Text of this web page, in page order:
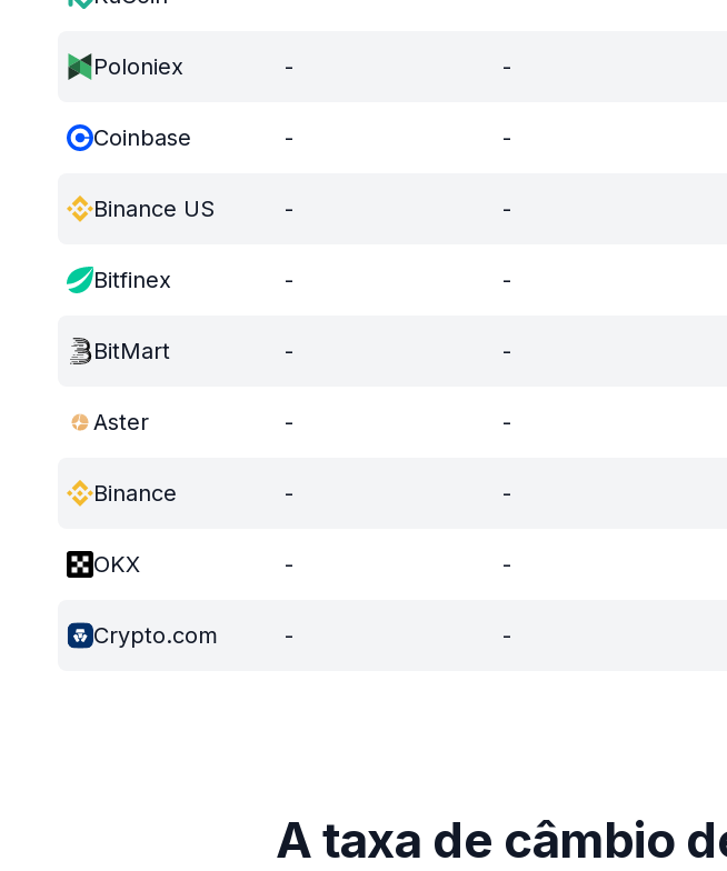
Poloniex - -
Coinbase - -
Binance US - -
Bitfinex - -
BitMart - -
Aster - -
Binance - -
OKX - -
Crypto.com - -
A taxa de câmbio